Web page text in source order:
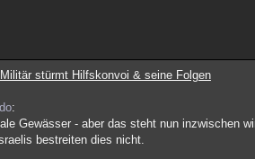
stürmt Hilfskonvoi & seine Folgen
:
Gewässer - aber das steht nun inzwischen
bestreiten dies nicht.